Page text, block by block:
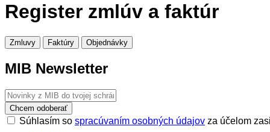
Register zmlúv a faktúr
Zmluvy Faktúry Objednávky
MIB Newsletter
Chcem odoberať
Súhlasím so spracúvaním osobných údajov za účelom